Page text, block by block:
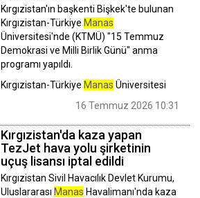
Kırgızistan'ın başkenti Bişkek'te bulunan
Kırgızistan-Türkiye Manas
Üniversitesi'nde (KTMÜ) "15 Temmuz
Demokrasi ve Milli Birlik Günü" anma
programı yapıldı.
Kırgızistan-Türkiye Manas Üniversitesi
16 Temmuz 2026 10:31
Kırgızistan'da kaza yapan
TezJet hava yolu şirketinin
uçuş lisansı iptal edildi
Kırgızistan Sivil Havacılık Devlet Kurumu,
Uluslararası Manas Havalimanı'nda kaza